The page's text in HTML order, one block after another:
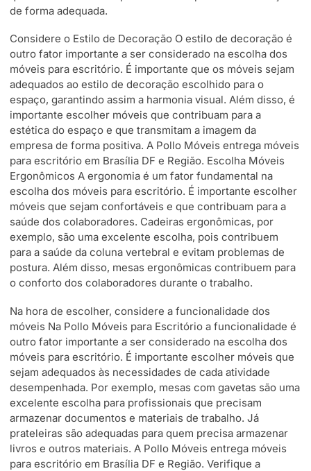
de forma adequada.
Considere o Estilo de Decoração O estilo de decoração é
outro fator importante a ser considerado na escolha dos
móveis para escritório. É importante que os móveis sejam
adequados ao estilo de decoração escolhido para o
espaço, garantindo assim a harmonia visual. Além disso, é
importante escolher móveis que contribuam para a
estética do espaço e que transmitam a imagem da
empresa de forma positiva. A Pollo Móveis entrega móveis
para escritório em Brasília DF e Região. Escolha Móveis
Ergonômicos A ergonomia é um fator fundamental na
escolha dos móveis para escritório. É importante escolher
móveis que sejam confortáveis e que contribuam para a
saúde dos colaboradores. Cadeiras ergonômicas, por
exemplo, são uma excelente escolha, pois contribuem
para a saúde da coluna vertebral e evitam problemas de
postura. Além disso, mesas ergonômicas contribuem para
o conforto dos colaboradores durante o trabalho.
Na hora de escolher, considere a funcionalidade dos
móveis Na Pollo Móveis para Escritório a funcionalidade é
outro fator importante a ser considerado na escolha dos
móveis para escritório. É importante escolher móveis que
sejam adequados às necessidades de cada atividade
desempenhada. Por exemplo, mesas com gavetas são uma
excelente escolha para profissionais que precisam
armazenar documentos e materiais de trabalho. Já
prateleiras são adequadas para quem precisa armazenar
livros e outros materiais. A Pollo Móveis entrega móveis
para escritório em Brasília DF e Região. Verifique a